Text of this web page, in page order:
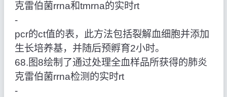
克雷伯菌rrna和tmrna的实时rt
‑
pcr的ct值的表，此方法包括裂解血细胞并添加
生长培养基，并随后预孵育2小时。
68.图8绘制了通过处理全血样品所获得的肺炎
克雷伯菌rrna检测的实时rt
‑